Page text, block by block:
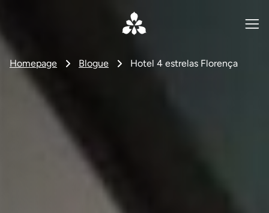
Homepage Blogue Hotel 4 estrelas Florença